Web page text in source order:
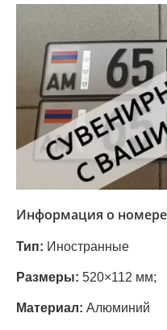
Информация о
Тип: Иностранные
Размеры: 520×112 мм;
Материал: Алюминий